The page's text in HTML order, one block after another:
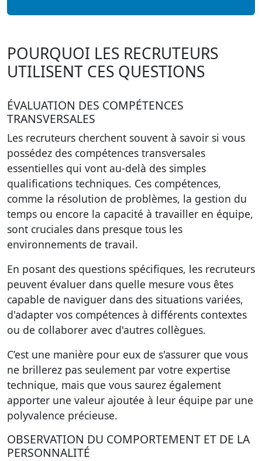
POURQUOI LES RECRUTEURS
UTILISENT CES QUESTIONS
ÉVALUATION DES COMPÉTENCES
TRANSVERSALES
Les recruteurs cherchent souvent à savoir si vous
possédez des compétences transversales
essentielles qui vont au-delà des simples
qualifications techniques. Ces compétences,
comme la résolution de problèmes, la gestion du
temps ou encore la capacité à travailler en équipe,
sont cruciales dans presque tous les
environnements de travail.
En posant des questions spécifiques, les recruteurs
peuvent évaluer dans quelle mesure vous êtes
capable de naviguer dans des situations variées,
d'adapter vos compétences à différents contextes
ou de collaborer avec d'autres collègues.
C’est une manière pour eux de s'assurer que vous
ne brillerez pas seulement par votre expertise
technique, mais que vous saurez également
apporter une valeur ajoutée à leur équipe par une
polyvalence précieuse.
OBSERVATION DU COMPORTEMENT ET DE LA
PERSONNALITÉ